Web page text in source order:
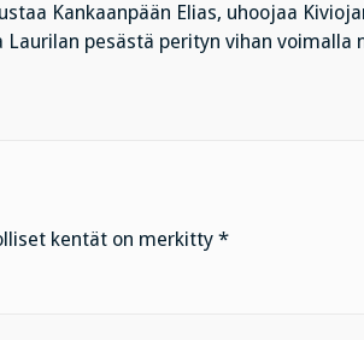
Kankaanpään Elias, uhoojaa
Laurilan pesästä perityn vihan voimalla
kentät on merkitty *